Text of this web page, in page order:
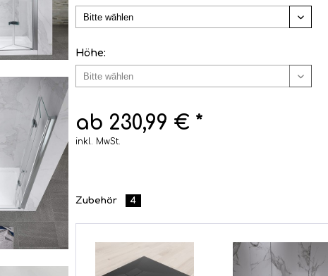
Höhe:
ab 230,99 € *
inkl. MwSt.
Zubehör 4